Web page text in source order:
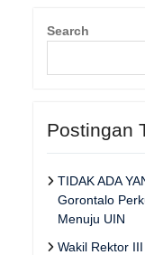
Search
Postingan
TIDAK ADA
Gorontalo
Menuju UIN
Wakil Rektor